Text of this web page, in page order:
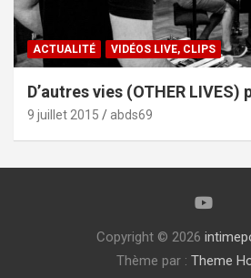
ACTUALITÉ VIDÉOS LIVE, CLIPS
D’autres vies (OTHER LIVES)
9 juillet 2015 abds69
Copyright © 2026
Thème par : Theme